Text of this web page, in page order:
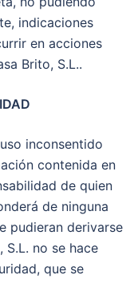
indicaciones
en acciones
Brito, S.L..
inconsentido
contenida en
de quien
de ninguna
pudieran derivarse
no se hace
que se